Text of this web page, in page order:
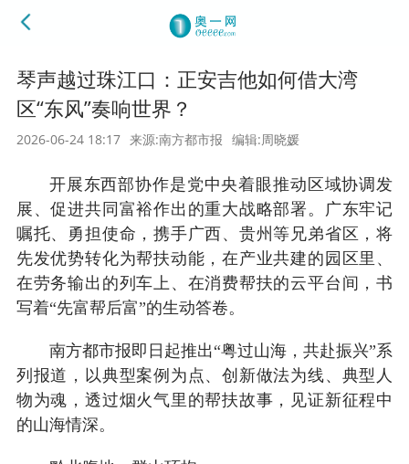
琴声越过珠江口：正安吉他如何借大湾
区“东风”奏响世界？
2026-06-24 18:17 来源:南方都市报 编辑:周晓媛
开展东西部协作是党中央着眼推动区域协调发
展、促进共同富裕作出的重大战略部署。广东牢记
嘱托、勇担使命，携手广西、贵州等兄弟省区，将
先发优势转化为帮扶动能，在产业共建的园区里、
在劳务输出的列车上、在消费帮扶的云平台间，书
写着“先富帮后富”的生动答卷。
南方都市报即日起推出“粤过山海，共赴振兴”系
列报道，以典型案例为点、创新做法为线、典型人
物为魂，透过烟火气里的帮扶故事，见证新征程中
的山海情深。